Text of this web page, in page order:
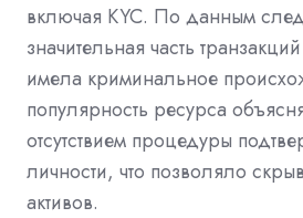
включая KYC. По данным
значительная часть
имела криминальное
популярность ресурса
отсутствием процедуры
личности, что позволяло
активов.